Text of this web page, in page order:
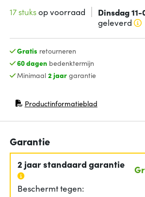
17 stuksop voorraad Dinsdag
geleverd
Gratis retourneren
60 dagenbedenktermijn
Minimaal 2 jaargarantie
Productinformatieblad
(opent in nieuw venster)
Garantie
2 jaar standaard garantie
Beschermt tegen: